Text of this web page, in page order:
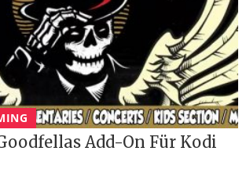
Add-On Für Kodi